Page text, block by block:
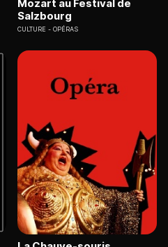
Mozart au Festival de
Salzbourg
CULTURE OPÉRAS